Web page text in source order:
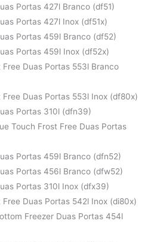
Portas 427l Branco (df51)
Portas 427l Inox (df51x)
Portas 459l Branco (df52)
Portas 459l Inox (df52x)
Duas Portas 553l Branco
Duas Portas 553l Inox (df80x)
Portas 310l (dfn39)
Touch Frost Free Duas Portas
Portas 459l Branco (dfn52)
Portas 456l Branco (dfw52)
Portas 310l Inox (dfx39)
Duas Portas 542l Inox (di80x)
Freezer Duas Portas 454l